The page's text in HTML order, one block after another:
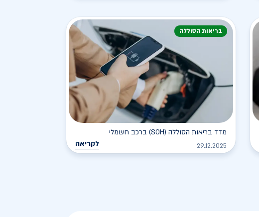
בריאות הסוללה
מדד בריאות הסוללה (SOH) ברכב חשמלי
29.12.2025 לקריאה